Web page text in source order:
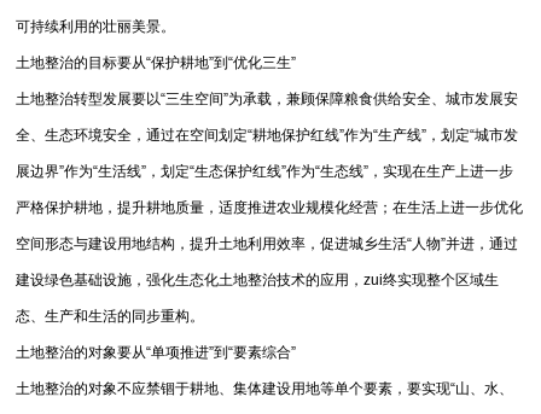
可持续利用的壮丽美景。
土地整治的目标要从“保护耕地”到“优化三生”
土地整治转型发展要以“三生空间”为承载，兼顾保障粮食供给安全、城市发展安
全、生态环境安全，通过在空间划定“耕地保护红线”作为“生产线”，划定“城市发
展边界”作为“生活线”，划定“生态保护红线”作为“生态线”，实现在生产上进一步
严格保护耕地，提升耕地质量，适度推进农业规模化经营；在生活上进一步优化
空间形态与建设用地结构，提升土地利用效率，促进城乡生活“人物”并进，通过
建设绿色基础设施，强化生态化土地整治技术的应用，zui终实现整个区域生
态、生产和生活的同步重构。
土地整治的对象要从“单项推进”到“要素综合”
土地整治的对象不应禁锢于耕地、集体建设用地等单个要素，要实现“山、水、